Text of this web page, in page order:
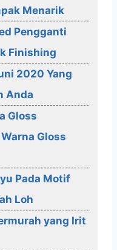
Menarik
Pengganti
Finishing
2020 Yang
Anda
Gloss
Gloss
Pada Motif
Loh
yang Irit